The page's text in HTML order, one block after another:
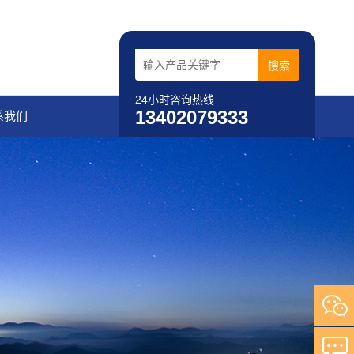
24小时咨询热线
13402079333
我们